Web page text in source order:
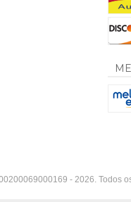
- 2026. Todos